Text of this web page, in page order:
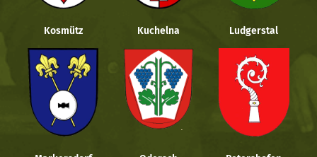
Kosmütz Kuchelna Ludgerstal